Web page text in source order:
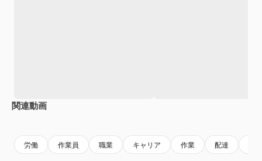
関連動画
労働 作業員 職業 キャリア 作業 配達